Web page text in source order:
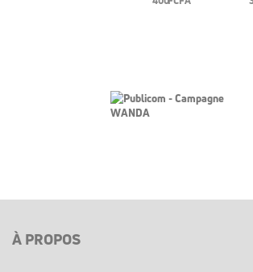
À PROPOS